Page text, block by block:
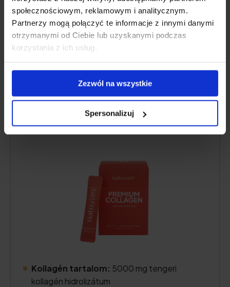
społecznościowym, reklamowym i analitycznym.
Partnerzy mogą połączyć te informacje z innymi danymi
otrzymanymi od Ciebie lub uzyskanymi podczas
korzystania z ich usług.
Zezwól na wszystkie
Spersonalizuj
Pros and Cons
FINOM GYÜMÖLCS ÍZ
Natu.Care Prémium Kollagén 5000
mg, eper-rebarbara
Kollagén tartalom: 5000 mg tengeri
kollagén hidrolizátum